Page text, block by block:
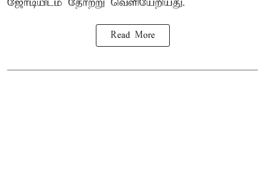
ஜோடியிடம் தோற்று வெளியேறியது.
Read More